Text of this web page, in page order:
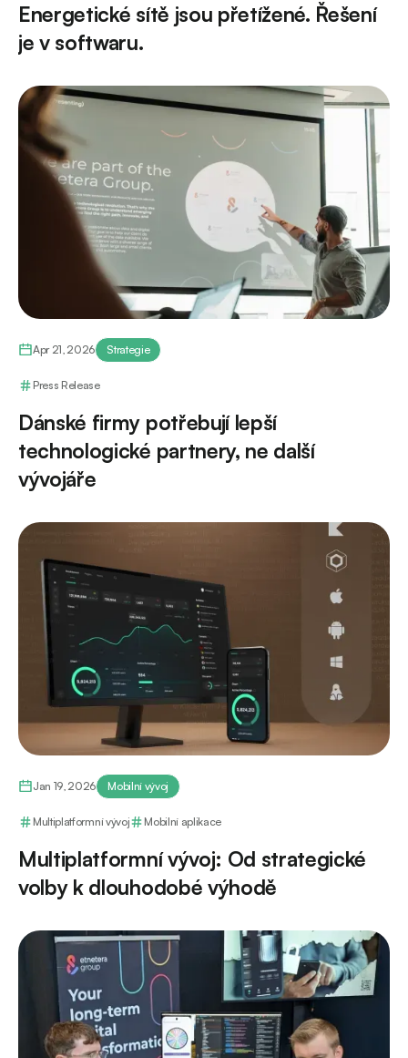
Energetické sítě jsou přetížené. Řešení
je v softwaru.
Apr 21, 2026 Strategie
Press Release
Dánské firmy potřebují lepší
technologické partnery, ne další
vývojáře
Jan 19, 2026 Mobilní vývoj
Multiplatformní vývoj Mobilní aplikace
Multiplatformní vývoj: Od strategické
volby k dlouhodobé výhodě